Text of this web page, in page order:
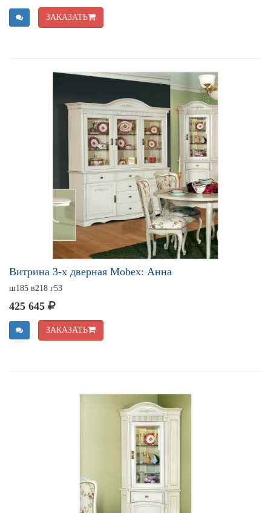
ЗАКАЗАТЬ
Витрина 3-х дверная Mobex: Анна
ш185 в218 г53
425 645
ЗАКАЗАТЬ